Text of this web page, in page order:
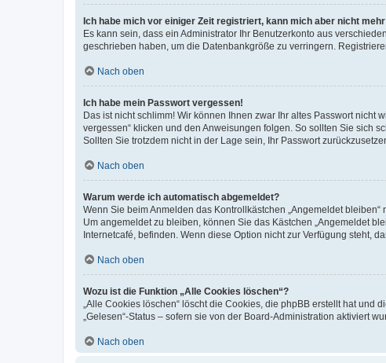
Ich habe mich vor einiger Zeit registriert, kann mich aber nicht
Es kann sein, dass ein Administrator Ihr Benutzerkonto aus
geschrieben haben, um die Datenbankgröße zu verringern.
Nach oben
Ich habe mein Passwort vergessen!
Das ist nicht schlimm! Wir können Ihnen zwar Ihr altes Passwort nicht
vergessen“ klicken und den Anweisungen folgen. So sollten Sie sich
Sollten Sie trotzdem nicht in der Lage sein, Ihr Passwort
Nach oben
Warum werde ich automatisch abgemeldet?
Wenn Sie beim Anmelden das Kontrollkästchen „Angemeldet
Um angemeldet zu bleiben, können Sie das Kästchen „Angemeldet
Internetcafé, befinden. Wenn diese Option nicht zur Verfügung steht,
Nach oben
Wozu ist die Funktion „Alle Cookies löschen“?
„Alle Cookies löschen“ löscht die Cookies, die phpBB erstellt hat
„Gelesen“-Status – sofern sie von der Board-Administration aktiviert
Nach oben